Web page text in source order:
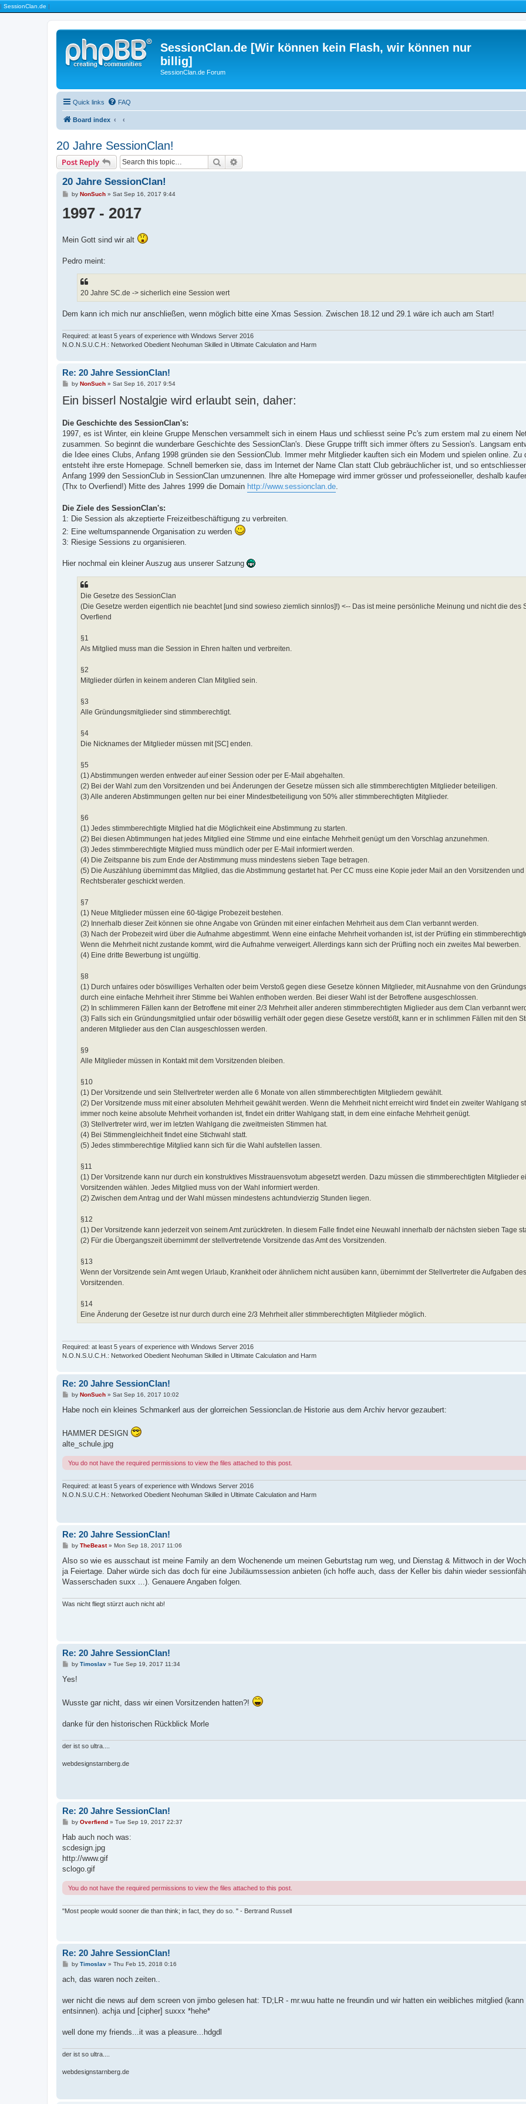
| SessionClan.de |
SessionClan.de [Wir können kein Flash, wir können nur
billig]
SessionClan.de Forum
Quick links FAQ
Board index
20 Jahre SessionClan!
Post Reply Search
20 Jahre SessionClan!
P
s
by NonSuch» Sat Sep 16, 2017 9:44
1997 - 2017
Mein Gott sind wir alt
Pedro meint:
20 Jahre SC.de -> sicherlich eine Session wert
Dem kann ich mich nur anschließen, wenn möglich bitte eine Xmas Session. Zwischen 18.12 und 29.1 wäre ich auch am Start!
Required: at least 5 years of experience with Windows Server 2016
N.O.N.S.U.C.H.: Networked Obedient Neohuman Skilled in Ultimate Calculation and Harm
Re: 20 Jahre SessionClan!
P
s
t
by NonSuch» Sat Sep 16, 2017 9:54
Ein bisserl Nostalgie wird erlaubt sein, daher:
Die Geschichte des SessionClan's:
1997, es ist Winter, ein kleine Gruppe Menschen versammelt sich in einem Haus und schliesst seine Pc's zum erstem mal zu einem
zusammen. So beginnt die wunderbare Geschichte des SessionClan's. Diese Gruppe trifft sich immer öfters zu Session's. Langsam
die Idee eines Clubs, Anfang 1998 gründen sie den SessionClub. Immer mehr Mitglieder kauften sich ein Modem und spielen online. Zu
entsteht ihre erste Homepage. Schnell bemerken sie, dass im Internet der Name Clan statt Club gebräuchlicher ist, und so
Anfang 1999 den SessionClub in SessionClan umzunennen. Ihre alte Homepage wird immer grösser und professeioneller, deshalb
(Thx to Overfiend!) Mitte des Jahres 1999 die Domain http://www.sessionclan.de.
Die Ziele des SessionClan's:
1: Die Session als akzeptierte Freizeitbeschäftigung zu verbreiten.
2: Eine weltumspannende Organisation zu werden
3: Riesige Sessions zu organisieren.
Hier nochmal ein kleiner Auszug aus unserer Satzung
Die Gesetze des SessionClan
(Die Gesetze werden eigentlich nie beachtet [und sind sowieso ziemlich sinnlos]!) <-- Das ist meine persönliche Meinung und nicht die des
Overfiend
§1
Als Mitglied muss man die Session in Ehren halten und verbreiten.
§2
Mitglieder dürfen in keinem anderen Clan Mitglied sein.
§3
Alle Gründungsmitglieder sind stimmberechtigt.
§4
Die Nicknames der Mitglieder müssen mit [SC] enden.
§5
(1) Abstimmungen werden entweder auf einer Session oder per E-Mail abgehalten.
(2) Bei der Wahl zum den Vorsitzenden und bei Änderungen der Gesetze müssen sich alle stimmberechtigten Mitglieder beteiligen.
(3) Alle anderen Abstimmungen gelten nur bei einer Mindestbeteiligung von 50% aller stimmberechtigten Mitglieder.
§6
(1) Jedes stimmberechtigte Mitglied hat die Möglichkeit eine Abstimmung zu starten.
(2) Bei diesen Abtimmungen hat jedes Mitglied eine Stimme und eine einfache Mehrheit genügt um den Vorschlag anzunehmen.
(3) Jedes stimmberechtigte Mitglied muss mündlich oder per E-Mail informiert werden.
(4) Die Zeitspanne bis zum Ende der Abstimmung muss mindestens sieben Tage betragen.
(5) Die Auszählung übernimmt das Mitglied, das die Abstimmung gestartet hat. Per CC muss eine Kopie jeder Mail an den Vorsitzenden und
Rechtsberater geschickt werden.
§7
(1) Neue Mitglieder müssen eine 60-tägige Probezeit bestehen.
(2) Innerhalb dieser Zeit können sie ohne Angabe von Gründen mit einer einfachen Mehrheit aus dem Clan verbannt werden.
(3) Nach der Probezeit wird über die Aufnahme abgestimmt. Wenn eine einfache Mehrheit vorhanden ist, ist der Prüfling ein
Wenn die Mehrheit nicht zustande kommt, wird die Aufnahme verweigert. Allerdings kann sich der Prüfling noch ein zweites Mal bewerben.
(4) Eine dritte Bewerbung ist ungültig.
§8
(1) Durch unfaires oder böswilliges Verhalten oder beim Verstoß gegen diese Gesetze können Mitglieder, mit Ausnahme von den
durch eine einfache Mehrheit ihrer Stimme bei Wahlen enthoben werden. Bei dieser Wahl ist der Betroffene ausgeschlossen.
(2) In schlimmeren Fällen kann der Betroffene mit einer 2/3 Mehrheit aller anderen stimmberechtigten Miglieder aus dem Clan verbannt
(3) Falls sich ein Gründungsmitglied unfair oder böswillig verhält oder gegen diese Gesetze verstößt, kann er in schlimmen Fällen mit den
anderen Mitglieder aus den Clan ausgeschlossen werden.
§9
Alle Mitglieder müssen in Kontakt mit dem Vorsitzenden bleiben.
§10
(1) Der Vorsitzende und sein Stellvertreter werden alle 6 Monate von allen stimmberechtigten Mitgliedern gewählt.
(2) Der Vorsitzende muss mit einer absoluten Mehrheit gewählt werden. Wenn die Mehrheit nicht erreicht wird findet ein zweiter Wahlgang
immer noch keine absolute Mehrheit vorhanden ist, findet ein dritter Wahlgang statt, in dem eine einfache Mehrheit genügt.
(3) Stellvertreter wird, wer im letzten Wahlgang die zweitmeisten Stimmen hat.
(4) Bei Stimmengleichheit findet eine Stichwahl statt.
(5) Jedes stimmberechtige Mitglied kann sich für die Wahl aufstellen lassen.
§11
(1) Der Vorsitzende kann nur durch ein konstruktives Misstrauensvotum abgesetzt werden. Dazu müssen die stimmberechtigten Mitglieder
Vorsitzenden wählen. Jedes Mitglied muss von der Wahl informiert werden.
(2) Zwischen dem Antrag und der Wahl müssen mindestens achtundvierzig Stunden liegen.
§12
(1) Der Vorsitzende kann jederzeit von seinem Amt zurücktreten. In diesem Falle findet eine Neuwahl innerhalb der nächsten sieben Tage
(2) Für die Übergangszeit übernimmt der stellvertretende Vorsitzende das Amt des Vorsitzenden.
§13
Wenn der Vorsitzende sein Amt wegen Urlaub, Krankheit oder ähnlichem nicht ausüben kann, übernimmt der Stellvertreter die Aufgaben des
Vorsitzenden.
§14
Eine Änderung der Gesetze ist nur durch durch eine 2/3 Mehrheit aller stimmberechtigten Mitglieder möglich.
Required: at least 5 years of experience with Windows Server 2016
N.O.N.S.U.C.H.: Networked Obedient Neohuman Skilled in Ultimate Calculation and Harm
Re: 20 Jahre SessionClan!
P
s
by NonSuch» Sat Sep 16, 2017 10:02
Habe noch ein kleines Schmankerl aus der glorreichen Sessionclan.de Historie aus dem Archiv hervor gezaubert:
HAMMER DESIGN
alte_schule.jpg
You do not have the required permissions to view the files attached to this post.
Required: at least 5 years of experience with Windows Server 2016
N.O.N.S.U.C.H.: Networked Obedient Neohuman Skilled in Ultimate Calculation and Harm
Re: 20 Jahre SessionClan!
P
s
by TheBeast» Mon Sep 18, 2017 11:06
Also so wie es ausschaut ist meine Family an dem Wochenende um meinen Geburtstag rum weg, und Dienstag & Mittwoch in der
ja Feiertage. Daher würde sich das doch für eine Jubiläumssession anbieten (ich hoffe auch, dass der Keller bis dahin wieder
Wasserschaden suxx ...). Genauere Angaben folgen.
Was nicht fliegt stürzt auch nicht ab!
Re: 20 Jahre SessionClan!
P
s
by Timoslav» Tue Sep 19, 2017 11:34
Yes!
Wusste gar nicht, dass wir einen Vorsitzenden hatten?!
danke für den historischen Rückblick Morle
der ist so ultra....
webdesignstarnberg.de
Re: 20 Jahre SessionClan!
P
s
by Overfiend» Tue Sep 19, 2017 22:37
Hab auch noch was:
scdesign.jpg
http://www.gif
sclogo.gif
You do not have the required permissions to view the files attached to this post.
"Most people would sooner die than think; in fact, they do so. " - Bertrand Russell
Re: 20 Jahre SessionClan!
P
s
by Timoslav» Thu Feb 15, 2018 0:16
ach, das waren noch zeiten..
wer nicht die news auf dem screen von jimbo gelesen hat: TD;LR - mr.wuu hatte ne freundin und wir hatten ein weibliches mitglied (kann
entsinnen). achja und [cipher] suxxx *hehe*
well done my friends...it was a pleasure...hdgdl
der ist so ultra....
webdesignstarnberg.de